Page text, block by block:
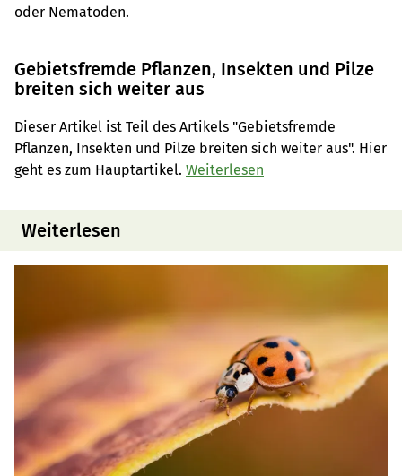
oder Nematoden.
Gebietsfremde Pflanzen, Insekten und Pilze
breiten sich weiter aus
Dieser Artikel ist Teil des Artikels "Gebietsfremde
Pflanzen, Insekten und Pilze breiten sich weiter aus". Hier
geht es zum Hauptartikel. Weiterlesen
Weiterlesen